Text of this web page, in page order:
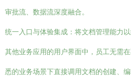
审批流、数据流深度融合。
统一入口与体验集成：将文档管理能力
其他业务应用的用户界面中，员工无需
悉的业务场景下直接调用文档的创建、